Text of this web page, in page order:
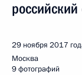
29 ноября 2017
Москва
9 фотографий